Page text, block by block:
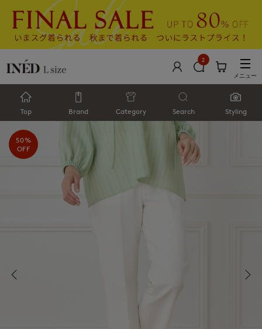
2
メニュー
Top Brand Category Search Styling
50%
OFF